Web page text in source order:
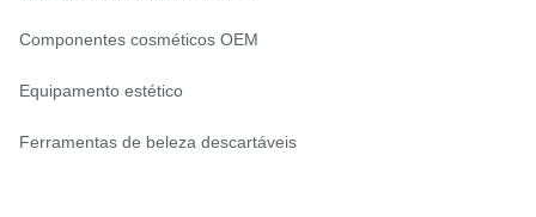
Componentes cosméticos OEM
Equipamento estético
Ferramentas de beleza descartáveis